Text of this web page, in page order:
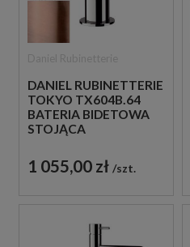
DANIEL RUBINETTERIE
TOKYO TX604B.64
BATERIA BIDETOWA
STOJĄCA
MIEDZIANA
1 055,00 zł szt.